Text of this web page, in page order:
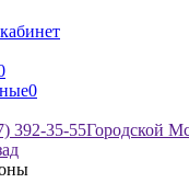
0
392-35-55Городской